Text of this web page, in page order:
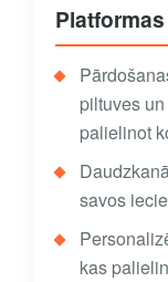
piltuves
palielinot
savos
kas